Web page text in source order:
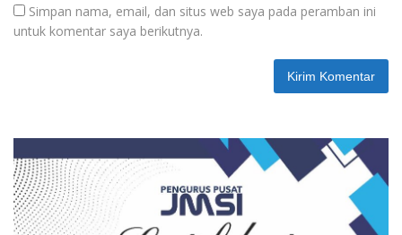
Simpan nama, email, dan situs web saya pada peramban ini
untuk komentar saya berikutnya.